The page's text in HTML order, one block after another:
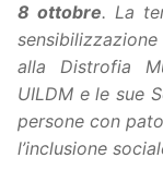
8 ottobre. La
alla Distrofia
UILDM e le sue
persone con
l’inclusione